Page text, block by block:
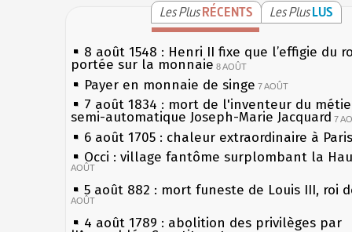
Les PlusRÉCENTS Les PlusLUS
8 août 1548 : Henri II fixe que l’effigie du
portée sur la monnaie 8 AOÛT
Payer en monnaie de singe 7 AOÛT
7 août 1834 : mort de l'inventeur du
semi-automatique Joseph-Marie Jacquard 7
6 août 1705 : chaleur extraordinaire à Paris
Occi : village fantôme surplombant la
AOÛT
5 août 882 : mort funeste de Louis III, roi
AOÛT
4 août 1789 : abolition des privilèges par